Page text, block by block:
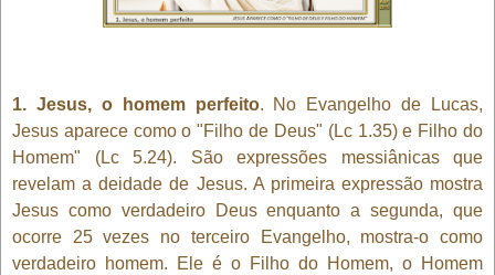
1. Jesus, o homem perfeito. No Evangelho de Lucas,
Jesus aparece como o "Filho de Deus" (Lc 1.35) e Filho do
Homem" (Lc 5.24). São expressões messiânicas que
revelam a deidade de Jesus. A primeira expressão mostra
Jesus como verdadeiro Deus enquanto a segunda, que
ocorre 25 vezes no terceiro Evangelho, mostra-o como
verdadeiro homem. Ele é o Filho do Homem, o Homem